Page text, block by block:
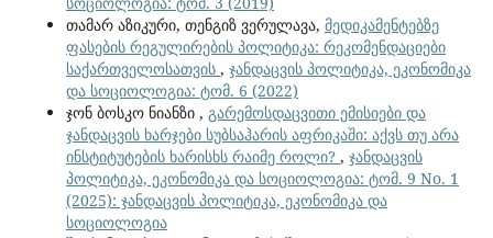
თამარ აზიკური, თენგიზ ვერულავა, მედიკამენტებზე
ფასების რეგულირების პოლიტიკა: რეკომენდაციები
საქართველოსათვის , ჯანდაცვის პოლიტიკა, ეკონომიკა
და სოციოლოგია: ტომ. 6 (2022)
ჯონ ბოსკო ნიანზი , გარემოსდაცვითი ემისიები და
ჯანდაცვის ხარჯები სუბსაჰარის აფრიკაში: აქვს თუ არა
ინსტიტუტების ხარისხს რაიმე როლი? , ჯანდაცვის
პოლიტიკა, ეკონომიკა და სოციოლოგია: ტომ. 9 No. 1
(2025): ჯანდაცვის პოლიტიკა, ეკონომიკა და
სოციოლოგია